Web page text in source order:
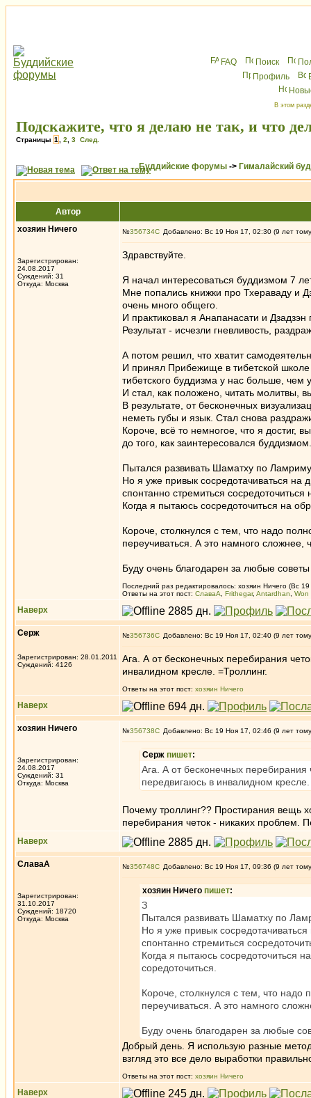
FAQ Поиск
Профиль
В этом
Подскажите, что я делаю не так, и что
Страницы 1 2 3 След.
Буддийские форумы -> Гималайский
Автор
хозяин Ничего
Зарегистрирован:
24.08.2017
Суждений: 31
Откуда: Москва
№356734 Добавлено: Вс 19 Ноя 17, 02:30 (9 лет
Здравствуйте.
Я начал интересоваться буддизмом 7
Мне попались книжки про Тхераваду и
очень много общего.
И практиковал я Анапанасати и Дзадзэн
Результат - исчезли гневливость,
А потом решил, что хватит
И принял Прибежище в тибетской школе
тибетского буддизма у нас больше, чем
И стал, как положено, читать молитвы,
В результате, от бесконечных
неметь губы и язык. Стал снова
Короче, всё то немногое, что я достиг,
до того, как заинтересовался буддизмом.
Пытался развивать Шаматху по
Но я уже привык сосредотачиваться на
спонтанно стремиться сосредоточиться
Когда я пытаюсь сосредоточиться на
Короче, столкнулся с тем, что надо
переучиваться. А это намного сложнее,
Буду очень благодарен за любые
Последний раз редактировалось: хозяин Ничего (Вс
Ответы на этот пост: СлаваА Frithegar, Antardhan Won
Наверх
Серж
Зарегистрирован: 28.01.2011
Суждений: 4126
№356736 Добавлено: Вс 19 Ноя 17, 02:40 (9 лет
Ага. А от бесконечных перебирания
инвалидном кресле. =Троллинг.
Ответы на этот пост: хозяин Ничего
Наверх
хозяин Ничего
Зарегистрирован:
24.08.2017
Суждений: 31
Откуда: Москва
№356738 Добавлено: Вс 19 Ноя 17, 02:46 (9 лет
Серж пишет:
Ага. А от бесконечных
передвигаюсь в инвалидном кресле.
Почему троллинг?? Простирания вещь
перебирания четок - никаких проблем.
Наверх
СлаваА
Зарегистрирован:
31.10.2017
Суждений: 18720
Откуда: Москва
№356748 Добавлено: Вс 19 Ноя 17, 09:36 (9 лет
хозяин Ничего пишет:
З
Пытался развивать Шаматху по
Но я уже привык
спонтанно стремиться
Когда я пытаюсь сосредоточиться
соредоточиться.
Короче, столкнулся с тем, что надо
переучиваться. А это намного
Буду очень благодарен за любые
Добрый день. Я использую разные
взгляд это все дело выработки
Ответы на этот пост: хозяин Ничего
Наверх